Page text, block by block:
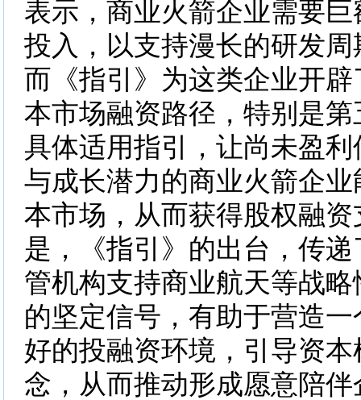
表示，商业火箭企业需要
投入，以支持漫长的研发
而《指引》为这类企业开
本市场融资路径，特别是
具体适用指引，让尚未盈
与成长潜力的商业火箭企
本市场，从而获得股权融
是，《指引》的出台，传
管机构支持商业航天等战
的坚定信号，有助于营造
好的投融资环境，引导资
念，从而推动形成愿意陪